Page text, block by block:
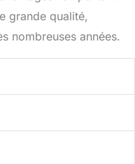
grande qualité,
nombreuses années.